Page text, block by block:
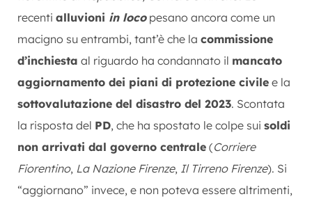
recenti alluvioni in locopesano ancora come un
macigno su entrambi, tant’è che la commissione
d’inchiesta al riguardo ha condannato il mancato
aggiornamento dei piani di protezione civile e la
sottovalutazione del disastro del 2023. Scontata
la risposta del PD, che ha spostato le colpe sui soldi
non arrivati dal governo centrale (Corriere
Fiorentino, La Nazione Firenze, Il Tirreno Firenze). Si
“aggiornano” invece, e non poteva essere altrimenti,